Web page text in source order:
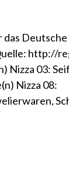
http://
Nizza 03:
Nizza 08: